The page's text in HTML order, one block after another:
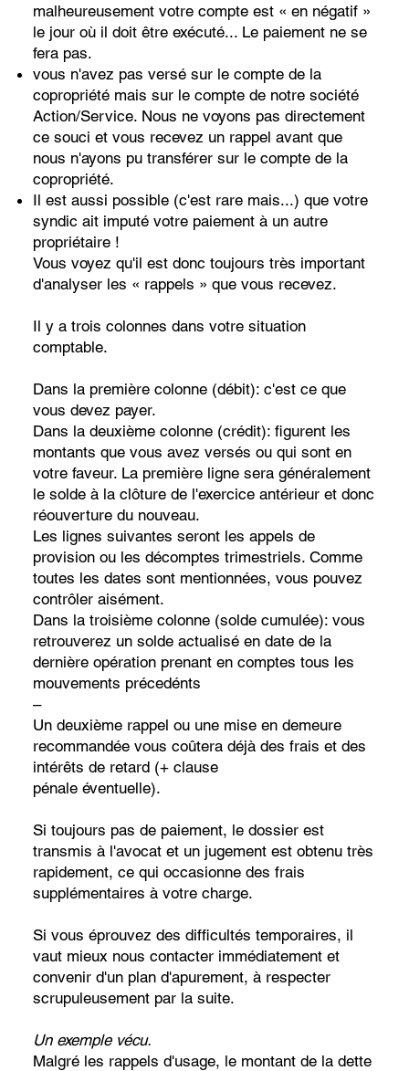
malheureusement votre compte est « en négatif »
le jour où il doit être exécuté... Le paiement ne se
fera pas.
vous n'avez pas versé sur le compte de la
copropriété mais sur le compte de notre société
Action/Service. Nous ne voyons pas directement
ce souci et vous recevez un rappel avant que
nous n'ayons pu transférer sur le compte de la
copropriété.
Il est aussi possible (c'est rare mais...) que votre
syndic ait imputé votre paiement à un autre
propriétaire !
Vous voyez qu'il est donc toujours très important
d'analyser les « rappels » que vous recevez.
Il y a trois colonnes dans votre situation
comptable.
Dans la première colonne (débit): c'est ce que
vous devez payer.
Dans la deuxième colonne (crédit): figurent les
montants que vous avez versés ou qui sont en
votre faveur. La première ligne sera généralement
le solde à la clôture de l'exercice antérieur et donc
réouverture du nouveau.
Les lignes suivantes seront les appels de
provision ou les décomptes trimestriels. Comme
toutes les dates sont mentionnées, vous pouvez
contrôler aisément.
Dans la troisième colonne (solde cumulée): vous
retrouverez un solde actualisé en date de la
dernière opération prenant en comptes tous les
mouvements précedénts
–
Un deuxième rappel ou une mise en demeure
recommandée vous coûtera déjà des frais et des
intérêts de retard (+ clause
pénale éventuelle).
Si toujours pas de paiement, le dossier est
transmis à l'avocat et un jugement est obtenu très
rapidement, ce qui occasionne des frais
supplémentaires à votre charge.
Si vous éprouvez des difficultés temporaires, il
vaut mieux nous contacter immédiatement et
convenir d'un plan d'apurement, à respecter
scrupuleusement par la suite.
Un exemple vécu.
Malgré les rappels d'usage, le montant de la dette